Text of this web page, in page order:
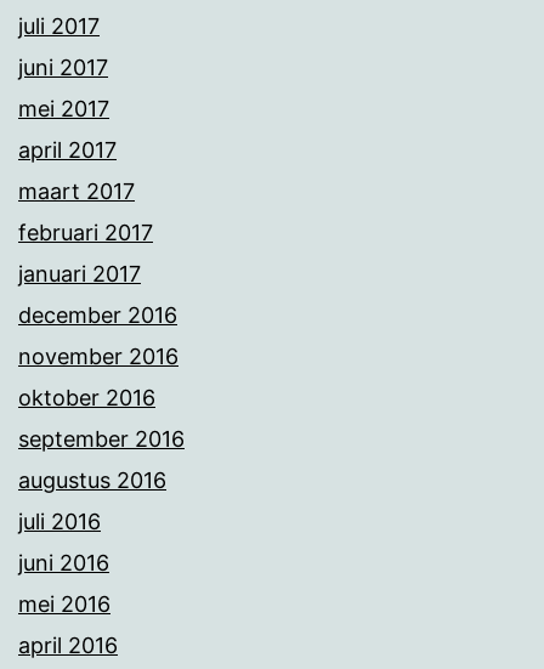
juli 2017
juni 2017
mei 2017
april 2017
maart 2017
februari 2017
januari 2017
december 2016
november 2016
oktober 2016
september 2016
augustus 2016
juli 2016
juni 2016
mei 2016
april 2016